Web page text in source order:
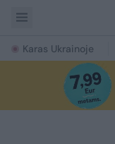
Karas Ukrainoje